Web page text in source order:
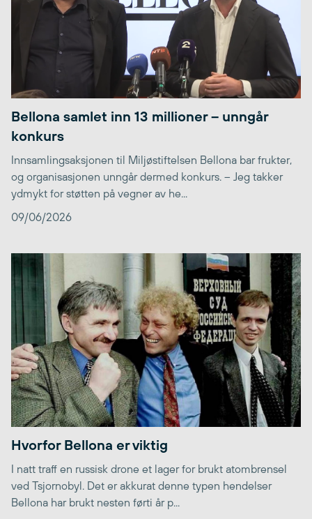
Bellona samlet inn 13 millioner – unngår
konkurs
Innsamlingsaksjonen til Miljøstiftelsen Bellona bar frukter,
og organisasjonen unngår dermed konkurs. – Jeg takker
ydmykt for støtten på vegner av he...
09/06/2026
Hvorfor Bellona er viktig
I natt traff en russisk drone et lager for brukt atombrensel
ved Tsjornobyl. Det er akkurat denne typen hendelser
Bellona har brukt nesten førti år p...